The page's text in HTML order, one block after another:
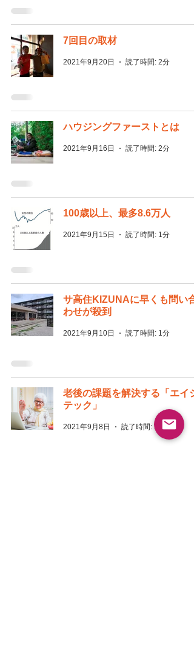
7回目の取材
2021年9月20日 読了時間: 2分
ハウジングファーストとは
2021年9月16日 読了時間: 2分
100歳以上、最多8.6万人
2021年9月15日 読了時間: 1分
サ高住KIZUNAに早くも問い合
わせが殺到
2021年9月10日 読了時間: 1分
老後の課題を解決する「エイジ
テック」
2021年9月8日 読了時間: 2分